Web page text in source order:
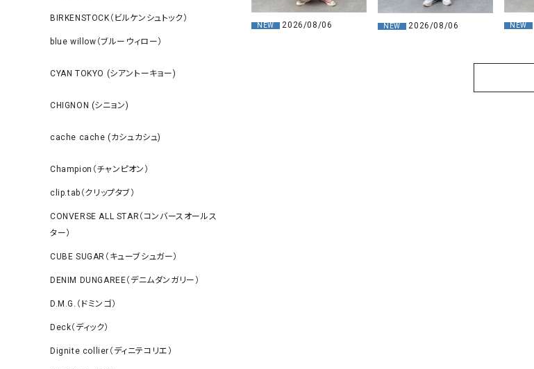
BIRKENSTOCK（ビルケンシュトック）
blue willow（ブルーウィロー）
CYAN TOKYO (シアントーキョー)
CHIGNON (シニョン)
cache cache (カシュカシュ)
Champion（チャンピオン）
clip.tab（クリップタブ）
CONVERSE ALL STAR（コンバースオールス
ター）
CUBE SUGAR（キューブシュガー）
DENIM DUNGAREE（デニムダンガリー）
D.M.G.（ドミンゴ）
Deck（ディック）
Dignite collier（ディニテコリエ）
NEW 2026/08/06 NEW 2026/08/06 NEW